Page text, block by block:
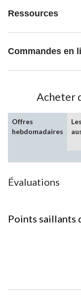
Ressources
Commandes en
Acheter
Offres
hebdomadaires
Évaluations
Points saillants